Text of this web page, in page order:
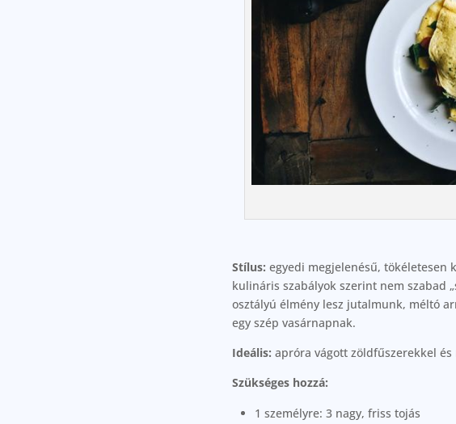
Stílus: egyedi megjelenésű, tökéletesen
kulináris szabályok szerint nem szabad
osztályú élmény lesz jutalmunk, méltó
egy szép vasárnapnak.
Ideális: apróra vágott zöldfűszerekkel
Szükséges hozzá:
1 személyre: 3 nagy, friss tojás